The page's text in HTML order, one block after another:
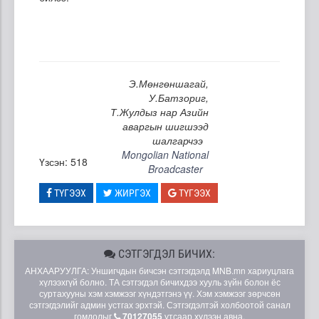
Э.Мөнгөншагай,
У.Батзориг,
Т.Жулдыз нар Азийн
аваргын шигшээд
шалгарчээ
Үзсэн: 518
Mongolian National
Broadcaster
ТҮГЭЭХ ЖИРГЭХ ТҮГЭЭХ
СЭТГЭГДЭЛ БИЧИХ:
АНХААРУУЛГА: Уншигчдын бичсэн сэтгэгдэлд MNB.mn хариуцлага
хүлээхгүй болно. ТА сэтгэгдэл бичихдээ хууль зүйн болон ёс
суртахууны хэм хэмжээг хүндэтгэнэ үү. Хэм хэмжээг зөрчсөн
сэтгэгдэлийг админ устгах эрхтэй. Сэтгэгдэлтэй холбоотой санал
гомдолыг
70127055 утсаар хүлээн авна.